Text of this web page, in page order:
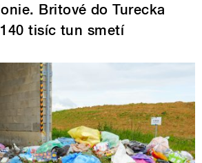
Britové do Turecka
tisíc tun smetí